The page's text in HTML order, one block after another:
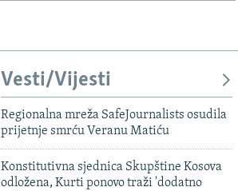
Vesti/Vijesti
Regionalna mreža SafeJournalists osudila
prijetnje smrću Veranu Matiću
Konstitutivna sjednica Skupštine Kosova
odložena, Kurti ponovo traži 'dodatno